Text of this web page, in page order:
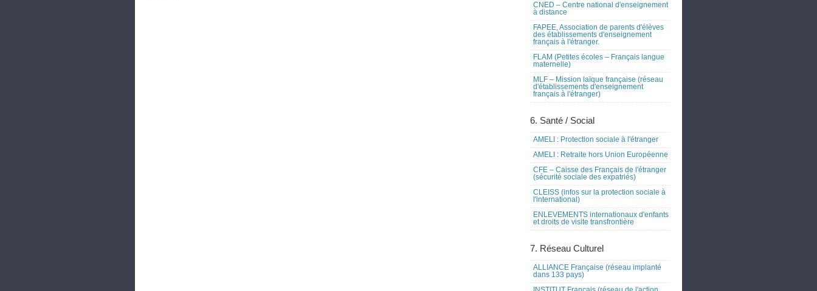
CNED – Centre national d'enseignement
à distance
FAPEE, Association de parents d'élèves
des établissements d'enseignement
français à l'étranger.
FLAM (Petites écoles – Français langue
maternelle)
MLF – Mission laïque française (réseau
d'établissements d'enseignement
français à l'étranger)
6. Santé / Social
AMELI : Protection sociale à l'étranger
AMELI : Retraite hors Union Européenne
CFE – Caisse des Français de l'étranger
(sécurité sociale des expatriés)
CLEISS (infos sur la protection sociale à
l'international)
ENLEVEMENTS internationaux d'enfants
et droits de visite transfrontière
7. Réseau Culturel
ALLIANCE Française (réseau implanté
dans 133 pays)